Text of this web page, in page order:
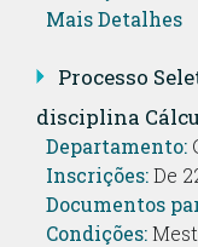
Mais Detalhes
Processo
disciplina
Departamento:
Inscrições:De
Documentos
Condições: